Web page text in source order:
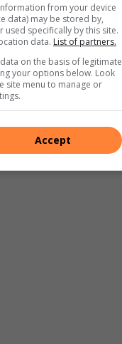
Carletonville, die
Vanes-Mari
from your device
data) may be stored by,
used specifically by this site.
data. List of partners.
on the basis of legitimate
your options below. Look
site menu to manage or
Accept